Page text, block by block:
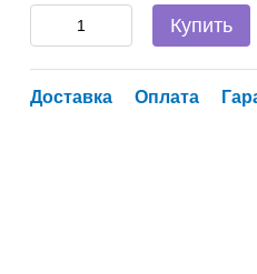
Купить
Доставка Оплата